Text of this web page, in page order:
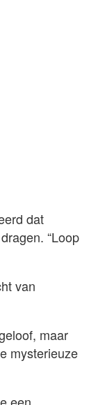
dat
“Loop
van
maar
mysterieuze